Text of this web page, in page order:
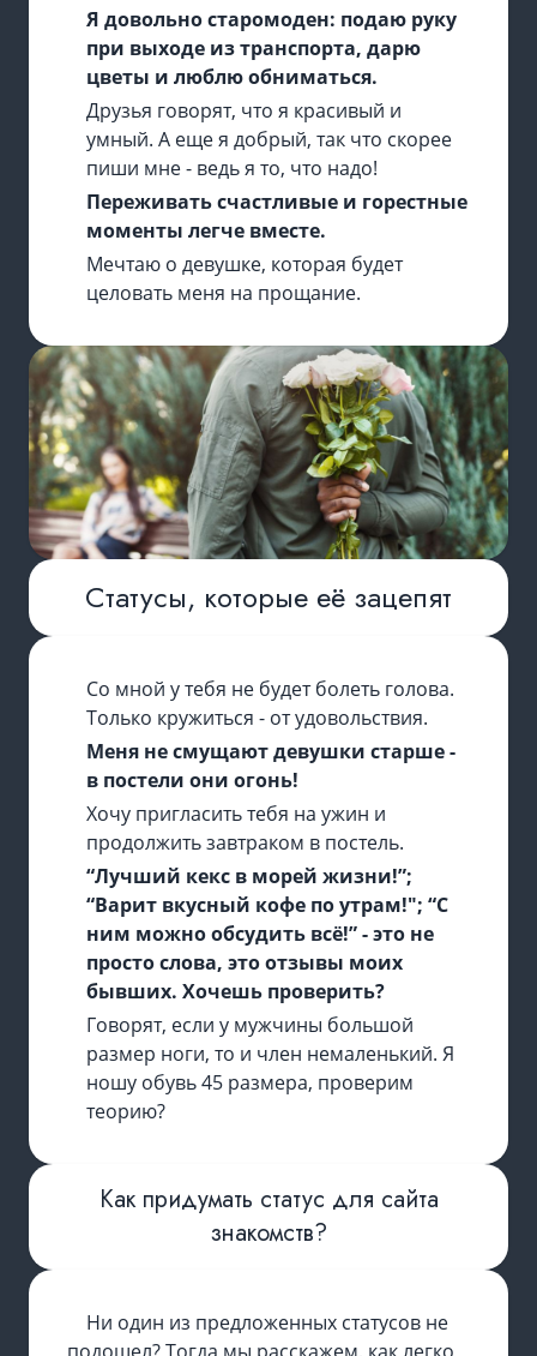
Я довольно старомоден: подаю руку
при выходе из транспорта, дарю
цветы и люблю обниматься.
Друзья говорят, что я красивый и
умный. А еще я добрый, так что скорее
пиши мне - ведь я то, что надо!
Переживать счастливые и горестные
моменты легче вместе.
Мечтаю о девушке, которая будет
целовать меня на прощание.
Статусы, которые её зацепят
Со мной у тебя не будет болеть голова.
Только кружиться - от удовольствия.
Меня не смущают девушки старше -
в постели они огонь!
Хочу пригласить тебя на ужин и
продолжить завтраком в постель.
“Лучший кекс в морей жизни!”;
“Варит вкусный кофе по утрам!"; “С
ним можно обсудить всё!” - это не
просто слова, это отзывы моих
бывших. Хочешь проверить?
Говорят, если у мужчины большой
размер ноги, то и член немаленький. Я
ношу обувь 45 размера, проверим
теорию?
Как придумать статус для сайта
знакомств?
Ни один из предложенных статусов не